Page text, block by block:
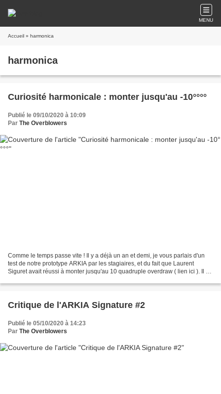
MENU
Accueil » harmonica
harmonica
Curiosité harmonicale : monter jusqu'au -10°°°°
Publié le 09/10/2020 à 10:09
Par The Overblowers
Comme le temps passe vite ! Il y a déjà un an et demi, je vous parlais d'un
test de notre prototype ARKIA par les stagiaires, et du fait que Laurent
Siguret avait réussi à monter jusqu'au 10 quadruple overdraw ( lien ici ). Il y
Critique de l'ARKIA Signature #2
Publié le 05/10/2020 à 14:23
Par The Overblowers